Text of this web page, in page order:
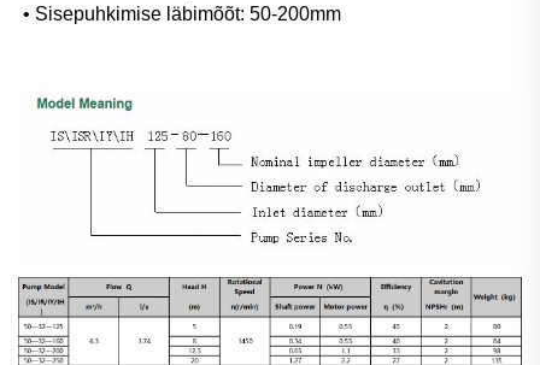
• Sisepuhkimise läbimõõt: 50-200mm